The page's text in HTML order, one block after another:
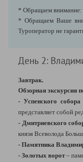
* Обращаем внимание:
* Обращаем Ваше
Туроператор не
День 2:
Завтрак.
Обзорная экскурсия
- Успенского собора
представляет собой
- Дмитриевского
князя Всеволода
- Памятника
- Золотых ворот–